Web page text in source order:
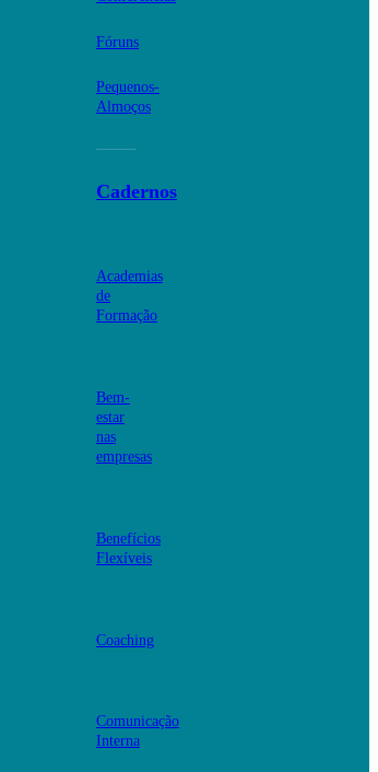
Fóruns
Pequenos-
Almoços
Cadernos
Academias
de
Formação
Bem-
estar
nas
empresas
Benefícios
Flexíveis
Coaching
Comunicação
Interna